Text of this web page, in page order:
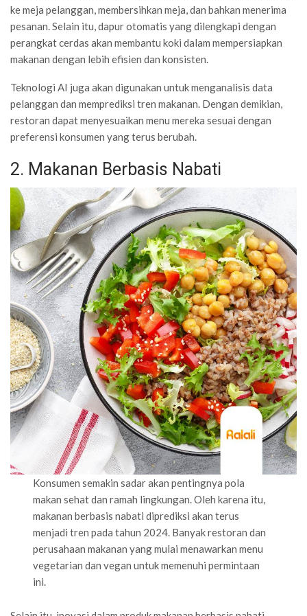
ke meja pelanggan, membersihkan meja, dan bahkan menerima
pesanan. Selain itu, dapur otomatis yang dilengkapi dengan
perangkat cerdas akan membantu koki dalam mempersiapkan
makanan dengan lebih efisien dan konsisten.
Teknologi AI juga akan digunakan untuk menganalisis data
pelanggan dan memprediksi tren makanan. Dengan demikian,
restoran dapat menyesuaikan menu mereka sesuai dengan
preferensi konsumen yang terus berubah.
2. Makanan Berbasis Nabati
Konsumen semakin sadar akan pentingnya pola
makan sehat dan ramah lingkungan. Oleh karena itu,
makanan berbasis nabati diprediksi akan terus
menjadi tren pada tahun 2024. Banyak restoran dan
perusahaan makanan yang mulai menawarkan menu
vegetarian dan vegan untuk memenuhi permintaan
ini.